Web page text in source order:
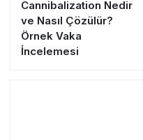
Cannibalization Nedir
ve Nasıl Çözülür?
Örnek Vaka
İncelemesi